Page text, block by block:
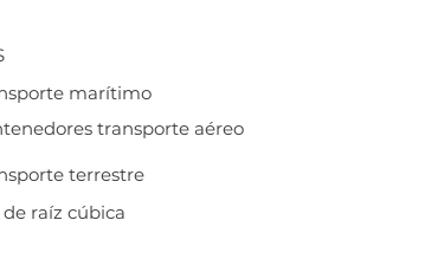
marítimo
transporte aéreo
terrestre
raíz cúbica